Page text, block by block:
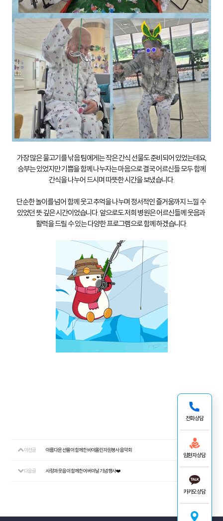
가장 많은 물고기를 낚음 팀에게는 작은 간식 선물도 준비되어 있었는데요,
승부는 있었지만 기쁨을 함께 나누자는 마음으로 결국 어르신들 모두 함께
간식을 나누어 드시며 따뜻한 시간을 보냈습니다.
단순한 놀이를 넘어 함께 웃고 추억을 나누며 정서적인 즐거움까지 느낄 수
있었던 뜻 깊은 시간이었습니다. 앞으로도 저희 병원은 어르신들께 웃음과
활력을 드릴 수 있는 다양한 프로그램으로 함께 하겠습니다.
이전글 아름다운 선율이 함께한 바이올린 자원봉사 음악회 26.05.19
다음글 사랑과 웃음이 함께한 어버이날 기념 행사❤️
전화상담
암환자상담
카카오상담